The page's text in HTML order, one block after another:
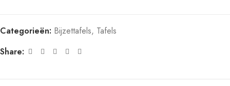
Categorieën: Bijzettafels, Tafels
Share: